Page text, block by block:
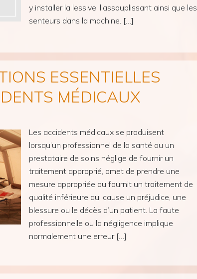
y installer la lessive, l’assouplissant ainsi que les
senteurs dans la machine. […]
ESSENTIELLES
MÉDICAUX
Les accidents médicaux se produisent
lorsqu’un professionnel de la santé ou un
prestataire de soins néglige de fournir un
traitement approprié, omet de prendre une
mesure appropriée ou fournit un traitement de
qualité inférieure qui cause un préjudice, une
blessure ou le décès d’un patient. La faute
professionnelle ou la négligence implique
normalement une erreur […]